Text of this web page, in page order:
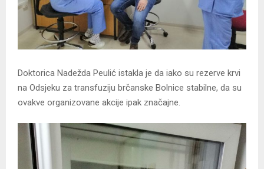
Doktorica Nadežda Peulić istakla je da iako su rezerve krvi
na Odsjeku za transfuziju brčanske Bolnice stabilne, da su
ovakve organizovane akcije ipak značajne.